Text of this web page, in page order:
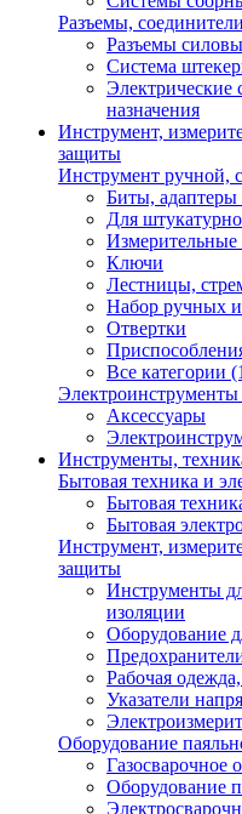
Разъемы, соединители
Разъемы
Система
Электрические
назначения
Инструмент,
защиты
Инструмент ручной,
Биты, адаптеры
Для
Ключи
Лестницы,
Набор ручных
Отвертки
Все категории
Электроинструменты
Аксессуары
Инструменты,
Бытовая техника и
Бытовая
Бытовая
Инструмент,
защиты
Инструменты
изоляции
Оборудование
Рабочая
Указатели
Оборудование
Газосварочное
Оборудование